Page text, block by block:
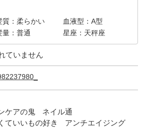
質 柔らかい 血液型
A型
量 普通 星座 天秤座
ていません
ケアの鬼
ネイル通
ていいもの好き
アンチエイジング